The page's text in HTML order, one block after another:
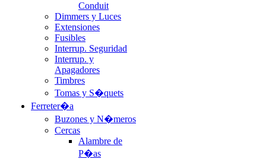
Conduit
Dimmers y Luces
Extensiones
Fusibles
Interrup. Seguridad
Interrup. y
Apagadores
Timbres
Tomas y S�quets
Ferreter�a
Buzones y N�meros
Cercas
Alambre de
P�as